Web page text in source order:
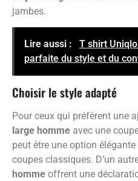
jambes.
Lire aussi :
T shirt
parfaite du style et du
Choisir le style adapté
Pour ceux qui préfèrent une
large homme avec une
peut être une option
coupes classiques. D’un
homme offrent une